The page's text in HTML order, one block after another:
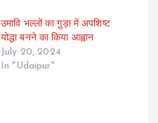
उमावि भल्लों का गु़ड़ा में अपशिष्ट
योद्धा बनने का किया आह्वान
July 20, 2024
In "Udaipur"